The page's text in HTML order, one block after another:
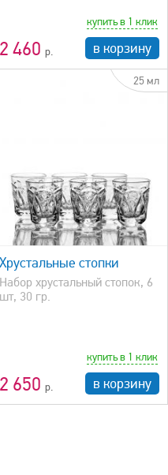
2 460
купить в 1 клик
в корзину
25 мл
Хрустальные стопки
Набор хрустальный стопок, 6
шт, 30 гр.
2 650
купить в 1 клик
в корзину